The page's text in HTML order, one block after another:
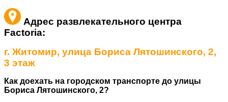
Адрес развлекательного центра
Factoria:
г. Житомир, улица Бориса Лятошинского, 2,
3 этаж
Как доехать на городском транспорте до улицы
Бориса Лятошинского, 2?